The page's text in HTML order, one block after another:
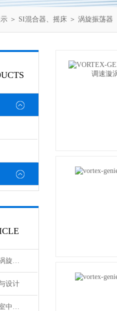
＞ SI混合器、摇床 ＞ 涡旋振荡器
样品混匀设备：一文读懂涡旋振荡器
设计
可调速涡旋振荡器：实验室中的“液体舞者”